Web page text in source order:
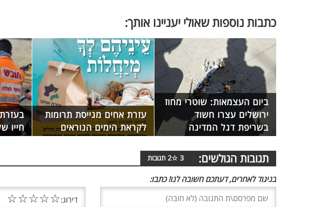
כתבות נוספות שאולי יעניינו אותך:
ביום העצמאות: שוטרי מחוז
ירושלים עצרו חשוד
בשריפת דגל המדינה
עזרת אחים מגייסת תרומות
לקראת הימים הנוראים
חייו
תגובות הגולשים: 3
☆
2 תגובות
בניגוד לאחרים, דעתכם חשובה לנו! כתבו:
דירוג:☆
☆
☆
☆
☆